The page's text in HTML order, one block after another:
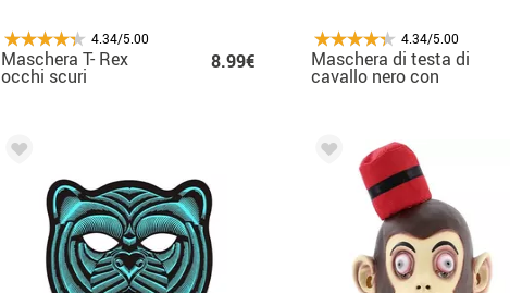
4.34/5.00
Maschera T- Rex
occhi scuri
8.99€
4.34/5.00
Maschera di testa di
cavallo nero con